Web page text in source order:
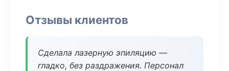
Отзывы клиентов
Сделала лазерную эпиляцию —
гладко, без раздражения. Персонал